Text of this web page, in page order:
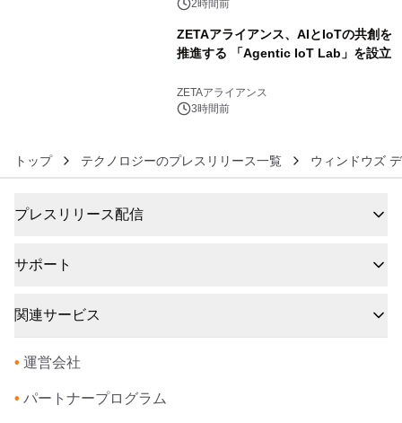
2時間前
ZETAアライアンス、AIとIoTの共創を
推進する 「Agentic IoT Lab」を設立
ZETAアライアンス
3時間前
トップ テクノロジーのプレスリリース一覧 ウィンドウズ
プレスリリース配信
サポート
関連サービス
• 運営会社
• パートナープログラム